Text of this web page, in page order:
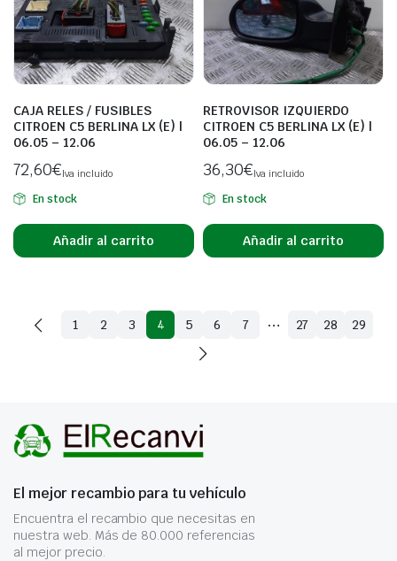
CAJA RELES / FUSIBLES
CITROEN C5 BERLINA LX (E) |
06.05 – 12.06
72,60€Iva incluido
En stock
Añadir al carrito
RETROVISOR IZQUIERDO
CITROEN C5 BERLINA LX (E) |
06.05 – 12.06
36,30€Iva incluido
En stock
Añadir al carrito
1 2 3 4 5 6 7 … 27 28 29
El mejor recambio para tu vehículo
Encuentra el recambio que necesitas en
nuestra web. Más de 80.000 referencias
al mejor precio.